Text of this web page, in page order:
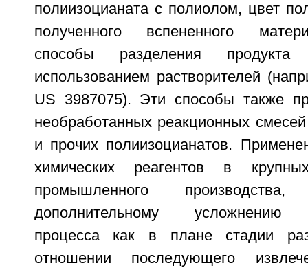
полиизоцианата с полиолом, цвет
полученного вспененного
способы разделения
использованием растворителей
US 3987075). Эти способы также
необработанных реакционных
и прочих полиизоцианатов.
химических реагентов в
промышленного
дополнительному усложнению
процесса как в плане стадии
отношении последующего